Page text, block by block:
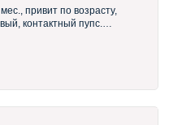
контактный пупс.